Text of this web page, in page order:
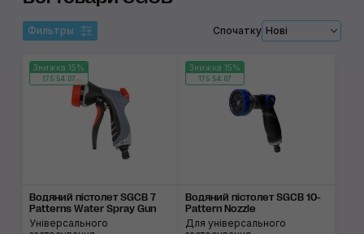
Фильтры Спочатку Нові
Знижка 15%
175:54:07
Водяний пістолет SGCB 7
Patterns Water Spray Gun
Універсального
Знижка 15%
175:54:07
Водяний пістолет SGCB 10-
Pattern Nozzle
Для універсального